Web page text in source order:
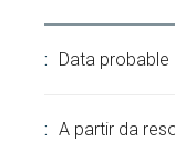
Data probable
A partir da